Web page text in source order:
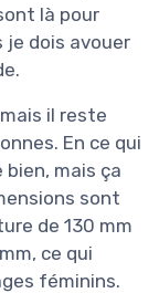
là pour
je dois avouer
il reste
En ce qui
mais ça
sont
de 130 mm
ce qui
féminins.